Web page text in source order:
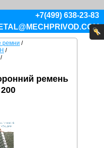
+7(499) 638-23-83
ремни /
/
/
ремень